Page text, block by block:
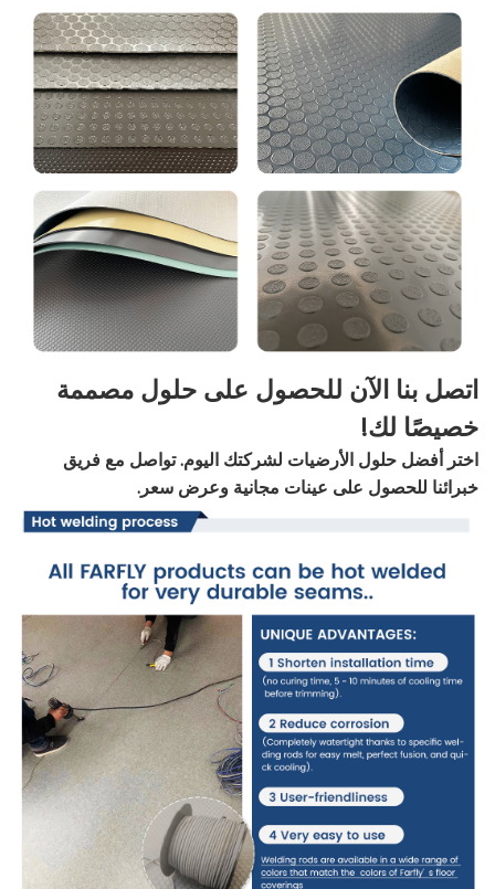
اتصل بنا الآن للحصول على حلول مصممة
خصيصًا لك!
اختر أفضل حلول الأرضيات لشركتك اليوم. تواصل مع فريق
خبرائنا للحصول على عينات مجانية وعرض سعر.